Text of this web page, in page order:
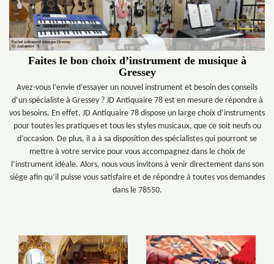
Faites le bon choix d’instrument de musique à
Gressey
Avez-vous l’envie d’essayer un nouvel instrument et besoin des conseils
d’un spécialiste à Gressey ? JD Antiquaire 78 est en mesure de répondre à
vos besoins. En effet, JD Antiquaire 78 dispose un large choix d’instruments
pour toutes les pratiques et tous les styles musicaux, que ce soit neufs ou
d’occasion. De plus, il a à sa disposition des spécialistes qui pourront se
mettre à votre service pour vous accompagnez dans le choix de
l’instrument idéale. Alors, nous vous invitons à venir directement dans son
siège afin qu’il puisse vous satisfaire et de répondre à toutes vos demandes
dans le 78550.